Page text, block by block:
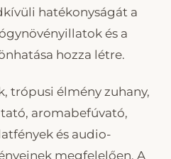
hatékonyságát a
és a
hozza létre.
trópusi élmény zuhany,
aromabefúvató,
és audio-
megfelelően. A